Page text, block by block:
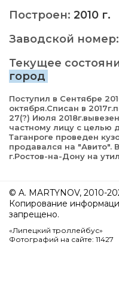
Построен: 2010 г.
Заводской номер:
Текущее
город
Поступил в Сентябре
октября.Списан в
27(?) Июля
частному лицу с целью
Таганроге проведен
продавался на "Авито".
г.Ростов-на-Дону на
© A. MARTYNOV, 2010-
Копирование
запрещено.
«Липецкий троллейбус»
Фотографий на сайте: 11427